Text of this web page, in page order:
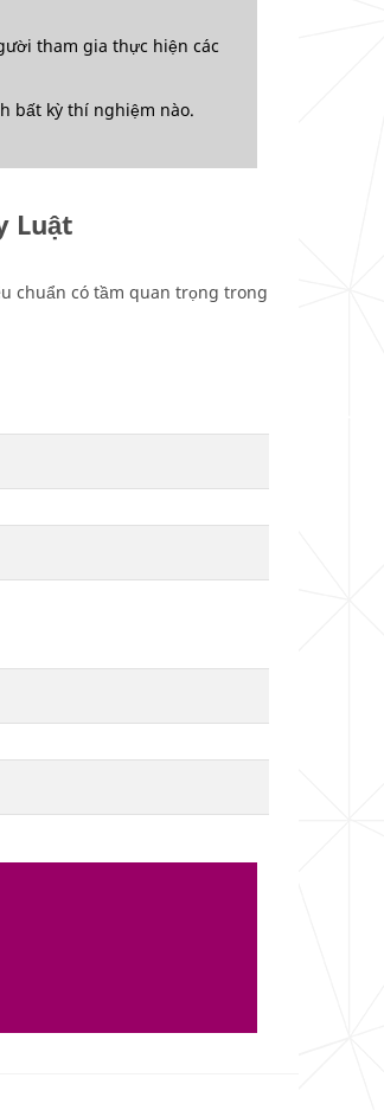
tham gia thực hiện các
bất kỳ thí nghiệm nào.
Luật
chuẩn có tầm quan trọng trong